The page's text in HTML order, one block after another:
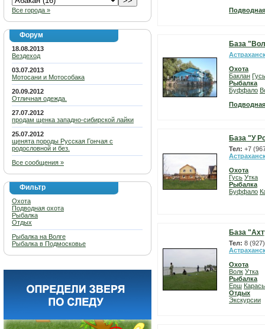
Все города »
Форум
18.08.2013
Вездеход
03.07.2013
Мотосани и Мотособака
20.09.2012
Отличная одежда.
27.07.2012
продам щенка западно-сибирской лайки
25.07.2012
щенята породы Русская Гончая с
родословной и без.
Все сообщения »
Фильтр
Охота
Подводная охота
Рыбалка
Отдых
Рыбалка на Волге
Рыбалка в Подмосковье
База
Охота
Баклан Гусь
Рыбалка
Буффало
База "У
Тел: +7
Охота
Гусь Утка
Рыбалка
Буффало
База
Тел: 8
Охота
Волк Утка
Рыбалка
Ерш Карась
Отдых
Экскурсии